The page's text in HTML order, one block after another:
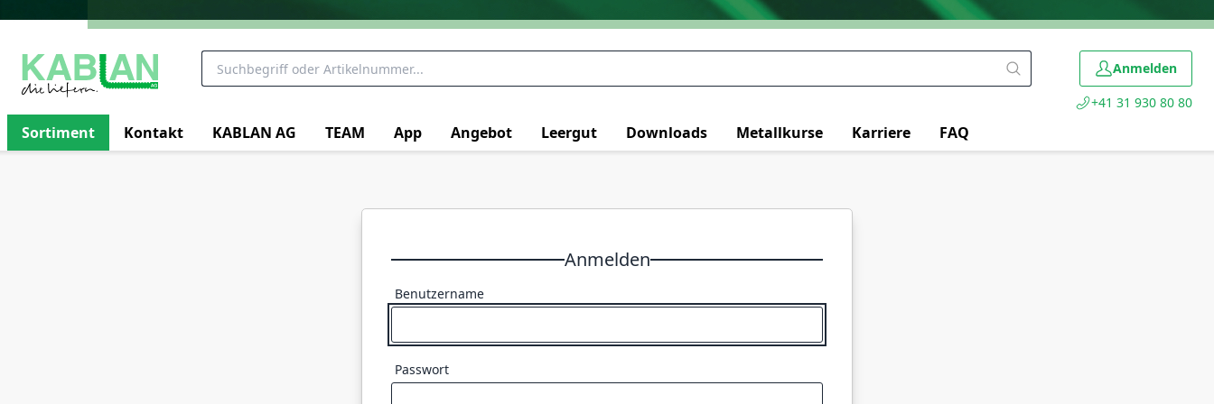
Anmelden
+41 31 930 80 80
Sortiment Kontakt KABLAN AG TEAM App Angebot Leergut Downloads Metallkurse Karriere FAQ
Anmelden
Benutzername
Passwort